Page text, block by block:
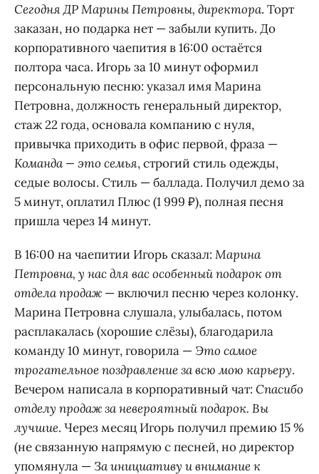
Сегодня ДР Марины Петровны, директора. Торт
заказан, но подарка нет — забыли купить. До
корпоративного чаепития в 16:00 остаётся
полтора часа. Игорь за 10 минут оформил
персональную песню: указал имя Марина
Петровна, должность генеральный директор,
стаж 22 года, основала компанию с нуля,
привычка приходить в офис первой, фраза —
Команда — это семья, строгий стиль одежды,
седые волосы. Стиль — баллада. Получил демо за
5 минут, оплатил Плюс (1 999 ₽), полная песня
пришла через 14 минут.
В 16:00 на чаепитии Игорь сказал: Марина
Петровна, у нас для вас особенный подарок от
отдела продаж — включил песню через колонку.
Марина Петровна слушала, улыбалась, потом
расплакалась (хорошие слёзы), благодарила
команду 10 минут, говорила —Это самое
трогательное поздравление за всю мою карьеру.
Вечером написала в корпоративный чат: Спасибо
отделу продаж за невероятный подарок. Вы
лучшие. Через месяц Игорь получил премию 15 %
(не связанную напрямую с песней, но директор
упомянула —За инициативу и внимание к